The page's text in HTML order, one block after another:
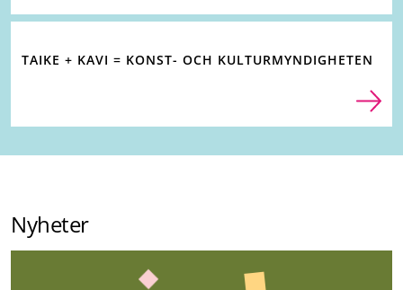
TAIKE + KAVI = KONST- OCH KULTURMYNDIGHETEN
Nyheter